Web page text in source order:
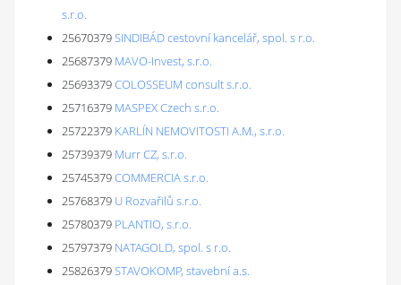
s.r.o.
25670379SINDIBÁD cestovní kancelář, spol. s r.o.
25687379 MAVO-Invest, s.r.o.
25693379COLOSSEUM consult s.r.o.
25716379 MASPEX Czech s.r.o.
25722379 KARLÍN NEMOVITOSTI A.M., s.r.o.
25739379 Murr CZ, s.r.o.
25745379COMMERCIA s.r.o.
25768379 U Rozvařilů s.r.o.
25780379 PLANTIO, s.r.o.
25797379 NATAGOLD, spol. s r.o.
25826379STAVOKOMP, stavební a.s.